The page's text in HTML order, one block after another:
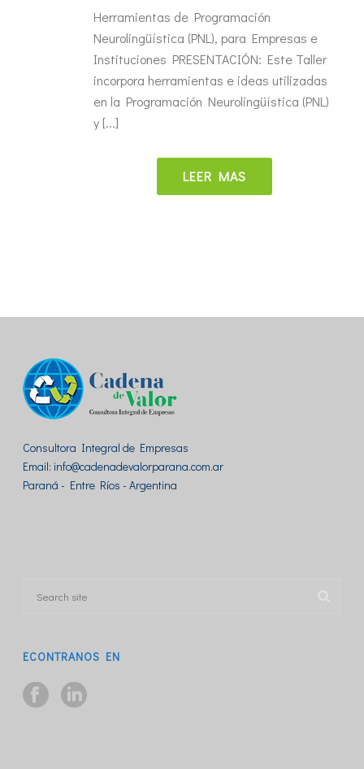
Herramientas de Programación
Neurolingüística (PNL), para Empresas e
Instituciones PRESENTACIÓN: Este Taller
incorpora herramientas e ideas utilizadas
en la Programación Neurolingüística (PNL)
y [...]
LEER MAS
Consultora Integral de Empresas
Email: info@cadenadevalorparana.com.ar
Paraná - Entre Ríos - Argentina
ECONTRANOS EN